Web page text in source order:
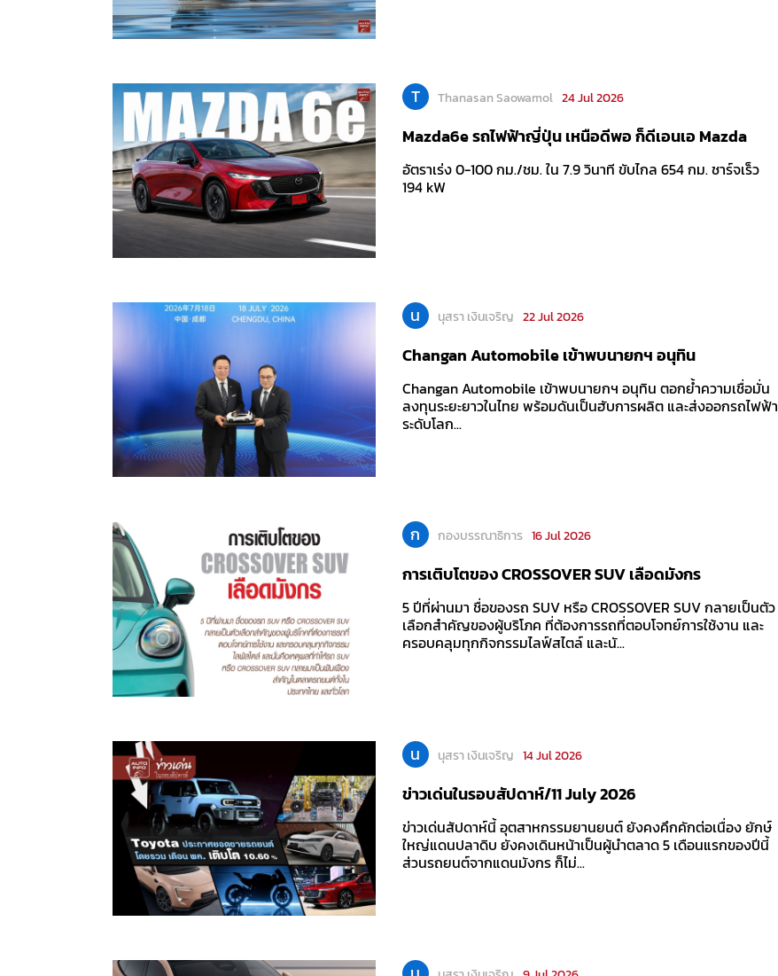
T Thanasan Saowamol 24 Jul 2026
Mazda6e รถไฟฟ้าญี่ปุ่น เหนือดีพอ ก็ดีเอนเอ Mazda
อัตราเร่ง 0-100 กม./ชม. ใน 7.9 วินาที ขับไกล 654 กม. ชาร์จเร็ว
194 kW
น นุสรา เงินเจริญ 22 Jul 2026
Changan Automobile เข้าพบนายกฯ อนุทิน
Changan Automobile เข้าพบนายกฯ อนุทิน ตอกย้ำความเชื่อมั่น
ลงทุนระยะยาวในไทย พร้อมดันเป็นฮับการผลิต และส่งออกรถไฟฟ้า
ระดับโลก...
ก กองบรรณาธิการ 16 Jul 2026
การเติบโตของ CROSSOVER SUV เลือดมังกร
5 ปีที่ผ่านมา ชื่อของรถ SUV หรือ CROSSOVER SUV กลายเป็นตัว
เลือกสำคัญของผู้บริโภค ที่ต้องการรถที่ตอบโจทย์การใช้งาน และ
ครอบคลุมทุกกิจกรรมไลฟ์สไตล์ และนั...
น นุสรา เงินเจริญ 14 Jul 2026
ข่าวเด่นในรอบสัปดาห์/11 July 2026
ข่าวเด่นสัปดาห์นี้ อุตสาหกรรมยานยนต์ ยังคงคึกคักต่อเนื่อง ยักษ์
ใหญ่แดนปลาดิบ ยังคงเดินหน้าเป็นผู้นำตลาด 5 เดือนแรกของปีนี้
ส่วนรถยนต์จากแดนมังกร ก็ไม่...